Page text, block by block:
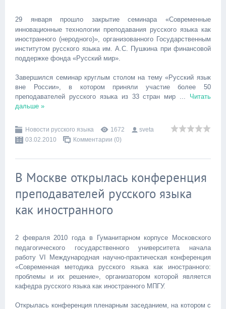
29 января прошло закрытие семинара «Современные
инновационные технологии преподавания русского языка как
иностранного (неродного)», организованного Государственным
институтом русского языка им. А.С. Пушкина при финансовой
поддержке фонда «Русский мир».
Завершился семинар круглым столом на тему «Русский язык
вне России», в котором приняли участие более 50
преподавателей русского языка из 33 стран мир ... Читать
дальше »
Новости русского языка 1672
sveta
03.02.2010
Комментарии (0)
В Москве открылась конференция
преподавателей русского языка
как иностранного
2 февраля 2010 года в Гуманитарном корпусе Московского
педагогического государственного университета начала
работу VI Международная научно-практическая конференция
«Современная методика русского языка как иностранного:
проблемы и их решение», организатором которой является
кафедра русского языка как иностранного МПГУ.
Открылась конференция пленарным заседанием, на котором с